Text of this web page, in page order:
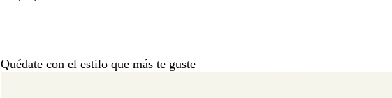
Quédate con el estilo que más te guste